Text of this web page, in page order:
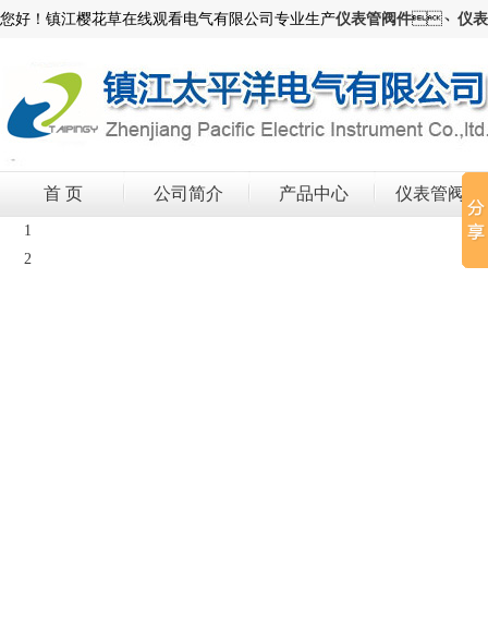
您好！镇江樱花草在线观看电气有限公司专业生产仪表管阀件、 仪
首 页 公司简介 产品中心 仪表管阀件
1
2